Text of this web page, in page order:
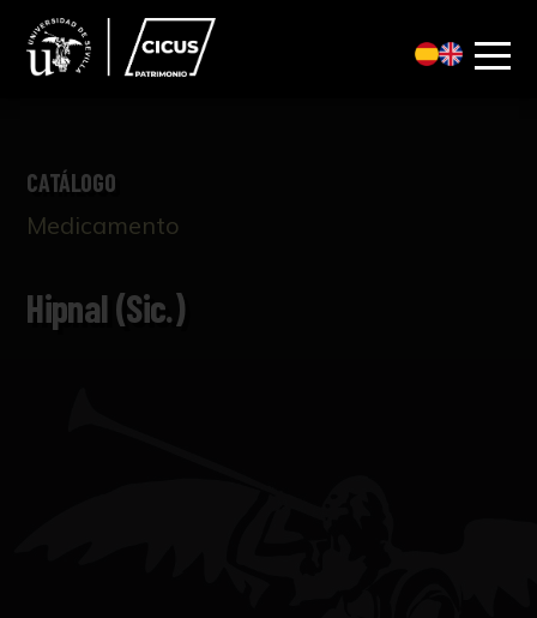
CATÁLOGO
Medicamento
Hipnal (sic.)